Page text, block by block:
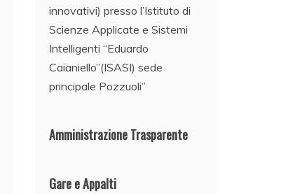
innovativi) presso l’Istituto di
Scienze Applicate e Sistemi
Intelligenti “Eduardo
Caianiello”(ISASI) sede
principale Pozzuoli”
Amministrazione Trasparente
Gare e Appalti